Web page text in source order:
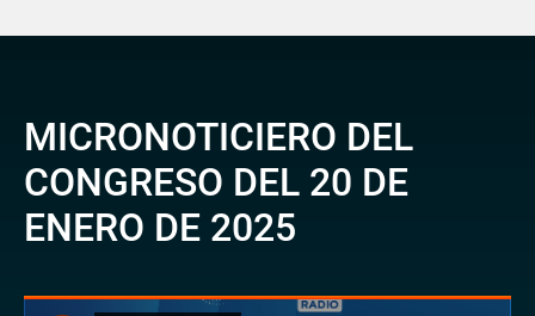
MICRONOTICIERO DEL
CONGRESO DEL 20 DE
ENERO DE 2025